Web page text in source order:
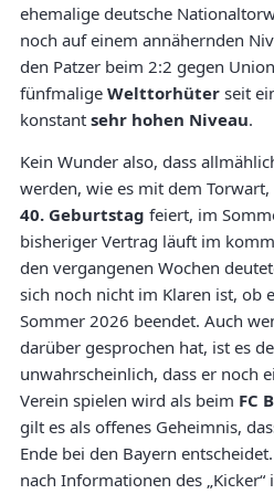
ehemalige deutsche
noch auf einem annähernden
den Patzer beim 2:2 gegen
fünfmalige Welttorhüter seit
konstant sehr hohen Niveau.
Kein Wunder also, dass
werden, wie es mit dem
40. Geburtstag feiert, im
bisheriger Vertrag läuft im
den vergangenen Wochen
sich noch nicht im Klaren ist, ob
Sommer 2026 beendet. Auch
darüber gesprochen hat, ist es
unwahrscheinlich, dass er noch
Verein spielen wird als beim FC
gilt es als offenes Geheimnis,
Ende bei den Bayern
nach Informationen des